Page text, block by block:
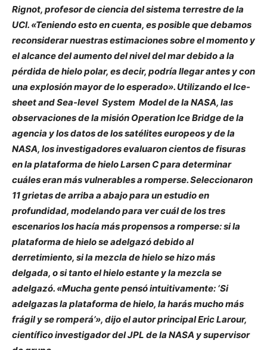
Rignot, profesor de ciencia del sistema terrestre de la
UCI. «Teniendo esto en cuenta, es posible que debamos
reconsiderar nuestras estimaciones sobre el momento y
el alcance del aumento del nivel del mar debido a la
pérdida de hielo polar, es decir, podría llegar antes y con
una explosión mayor de lo esperado». Utilizando el Ice-
sheet and Sea-level System Model de la NASA, las
observaciones de la misión Operation Ice Bridge de la
agencia y los datos de los satélites europeos y de la
NASA, los investigadores evaluaron cientos de fisuras
en la plataforma de hielo Larsen C para determinar
cuáles eran más vulnerables a romperse. Seleccionaron
11 grietas de arriba a abajo para un estudio en
profundidad, modelando para ver cuál de los tres
escenarios los hacía más propensos a romperse: si la
plataforma de hielo se adelgazó debido al
derretimiento, si la mezcla de hielo se hizo más
delgada, o si tanto el hielo estante y la mezcla se
adelgazó. «Mucha gente pensó intuitivamente: ‘Si
adelgazas la plataforma de hielo, la harás mucho más
frágil y se romperá’», dijo el autor principal Eric Larour,
científico investigador del JPL de la NASA y supervisor